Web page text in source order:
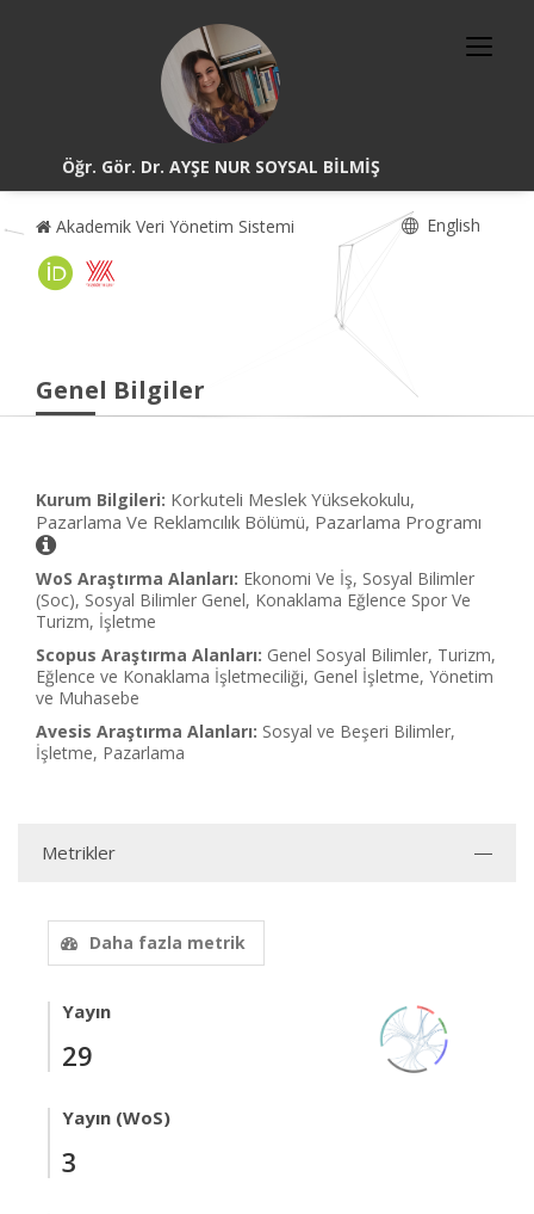
Öğr. Gör. Dr. AYŞE NUR SOYSAL BİLMİŞ
Akademik Veri Yönetim Sistemi English
Genel Bilgiler
Kurum Bilgileri: Korkuteli Meslek Yüksekokulu,
Pazarlama Ve Reklamcılık Bölümü, Pazarlama Programı
WoS Araştırma Alanları: Ekonomi Ve İş, Sosyal Bilimler
(Soc), Sosyal Bilimler Genel, Konaklama Eğlence Spor Ve
Turizm, İşletme
Scopus Araştırma Alanları: Genel Sosyal Bilimler, Turizm,
Eğlence ve Konaklama İşletmeciliği, Genel İşletme, Yönetim
ve Muhasebe
Avesis Araştırma Alanları: Sosyal ve Beşeri Bilimler,
İşletme, Pazarlama
Metrikler
Daha fazla metrik
Yayın
29
Yayın (WoS)
3